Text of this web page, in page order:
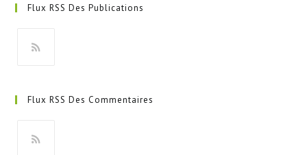
Flux RSS Des Publications
un
onglet
Flux RSS Des Commentaires